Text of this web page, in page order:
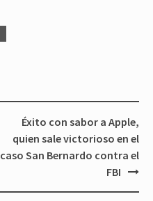
Éxito con sabor a Apple,
quien sale victorioso en el
caso San Bernardo contra el
FBI